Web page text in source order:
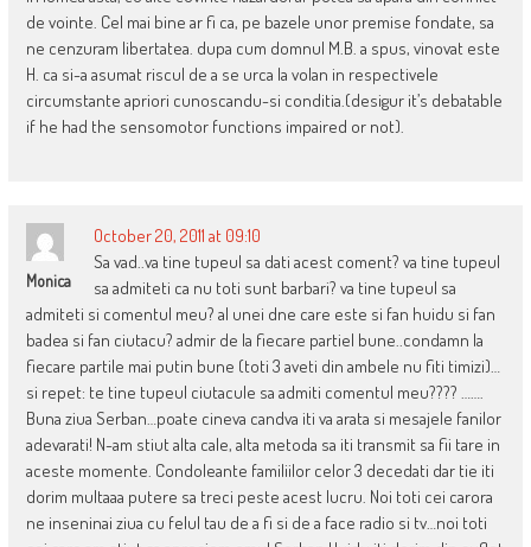
de vointe. Cel mai bine ar fi ca, pe bazele unor premise fondate, sa
ne cenzuram libertatea. dupa cum domnul M.B. a spus, vinovat este
H. ca si-a asumat riscul de a se urca la volan in respectivele
circumstante apriori cunoscandu-si conditia.(desigur it’s debatable
if he had the sensomotor functions impaired or not).
Monica
October 20, 2011 at 09:10
Sa vad..va tine tupeul sa dati acest coment? va tine tupeul
sa admiteti ca nu toti sunt barbari? va tine tupeul sa
admiteti si comentul meu? al unei dne care este si fan huidu si fan
badea si fan ciutacu? admir de la fiecare partiel bune..condamn la
fiecare partile mai putin bune (toti 3 aveti din ambele nu fiti timizi)…
si repet: te tine tupeul ciutacule sa admiti comentul meu???? …….
Buna ziua Serban…poate cineva candva iti va arata si mesajele fanilor
adevarati! N-am stiut alta cale, alta metoda sa iti transmit sa fii tare in
aceste momente. Condoleante familiilor celor 3 decedati dar tie iti
dorim multaaa putere sa treci peste acest lucru. Noi toti cei carora
ne inseninai ziua cu felul tau de a fi si de a face radio si tv…noi toti